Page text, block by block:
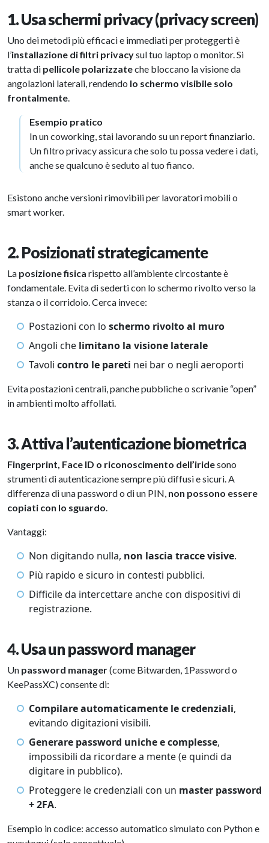
1. Usa schermi privacy (privacy screen)
Uno dei metodi più efficaci e immediati per proteggerti è
l’installazione di filtri privacysul tuo laptop o monitor. Si
tratta di pellicole polarizzateche bloccano la visione da
angolazioni laterali, rendendo lo schermo visibile solo
frontalmente.
Esempio pratico
In un coworking, stai lavorando su un report finanziario.
Un filtro privacy assicura che solo tu possa vedere i dati,
anche se qualcuno è seduto al tuo fianco.
Esistono anche versioni rimovibili per lavoratori mobili o
smart worker.
2. Posizionati strategicamente
La posizione fisica rispetto all’ambiente circostante è
fondamentale. Evita di sederti con lo schermo rivolto verso la
stanza o il corridoio. Cerca invece:
Postazioni con lo schermo rivolto al muro
Angoli che limitano la visione laterale
Tavoli contro le pareti nei bar o negli aeroporti
Evita postazioni centrali, panche pubbliche o scrivanie “open”
in ambienti molto affollati.
3. Attiva l’autenticazione biometrica
Fingerprint, Face ID o riconoscimento dell’iridesono
strumenti di autenticazione sempre più diffusi e sicuri. A
differenza di una password o di un PIN, non possono essere
copiati con lo sguardo.
Vantaggi:
Non digitando nulla, non lascia tracce visive.
Più rapido e sicuro in contesti pubblici.
Difficile da intercettare anche con dispositivi di
registrazione.
4. Usa un password manager
Un password manager(come Bitwarden, 1Password o
KeePassXC) consente di:
Compilare automaticamente le credenziali,
evitando digitazioni visibili.
Generare password uniche e complesse,
impossibili da ricordare a mente (e quindi da
digitare in pubblico).
Proteggere le credenziali con un master password
+ 2FA.
Esempio in codice: accesso automatico simulato con Python e